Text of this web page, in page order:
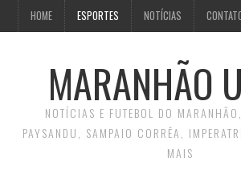
HOME ESPORTES NOTÍCIAS
MARANHÃO
NOTÍCIAS E FUTEBOL DO
PAYSANDU, SAMPAIO CORRÊA,
MAIS